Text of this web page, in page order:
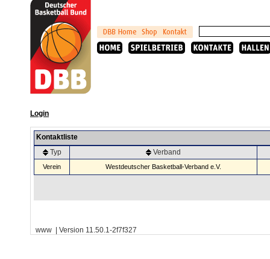
Login
Kontaktliste
Typ
Verband
Verein Westdeutscher Basketball-Verband e.V.
www | Version 11.50.1-2f7f327